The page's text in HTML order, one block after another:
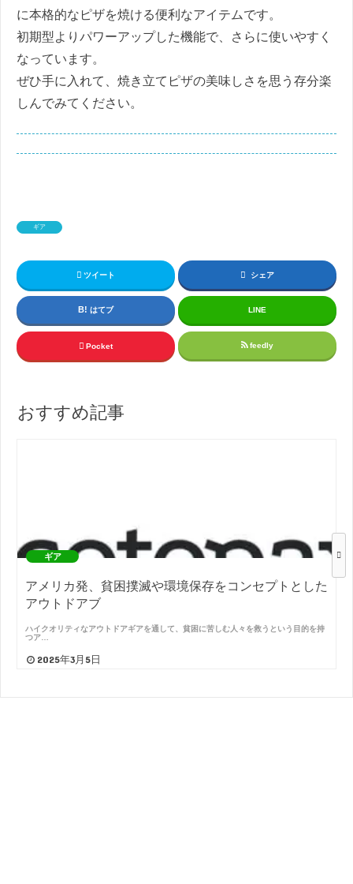
に本格的なピザを焼ける便利なアイテムです。
初期型よりパワーアップした機能で、さらに使いやすく
なっています。
ぜひ手に入れて、焼き立てピザの美味しさを思う存分楽
しんでみてください。
ギア
ツイート シェア
はてブ LINE
Pocket feedly
おすすめ記事
ギア
アメリカ発、貧困撲滅や環境保存をコンセプトとした
アウトドアブ
ハイクオリティなアウトドアギアを通して、貧困に苦しむ人々を救うという目的を持
つア…
2025年3月5日